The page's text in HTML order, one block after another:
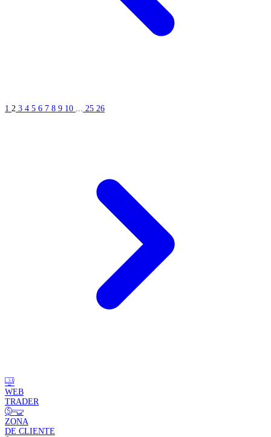
1 2 3 4 5 6 7 8 9 10 ... 25 26
WEB
TRADER
ZONA
DE CLIENTE